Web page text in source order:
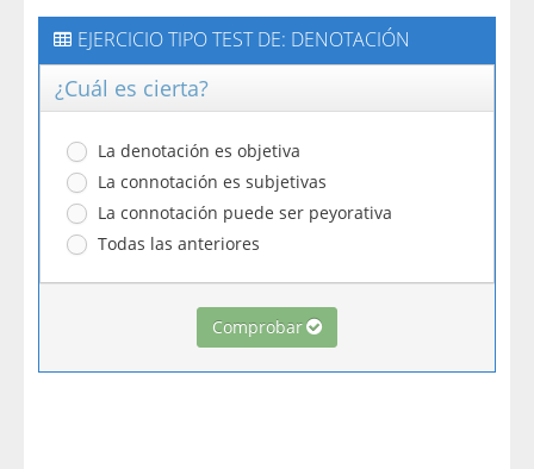
EJERCICIO TIPO TEST DE: DENOTACIÓN
¿Cuál es cierta?
La denotación es objetiva
La connotación es subjetivas
La connotación puede ser peyorativa
Todas las anteriores
Comprobar